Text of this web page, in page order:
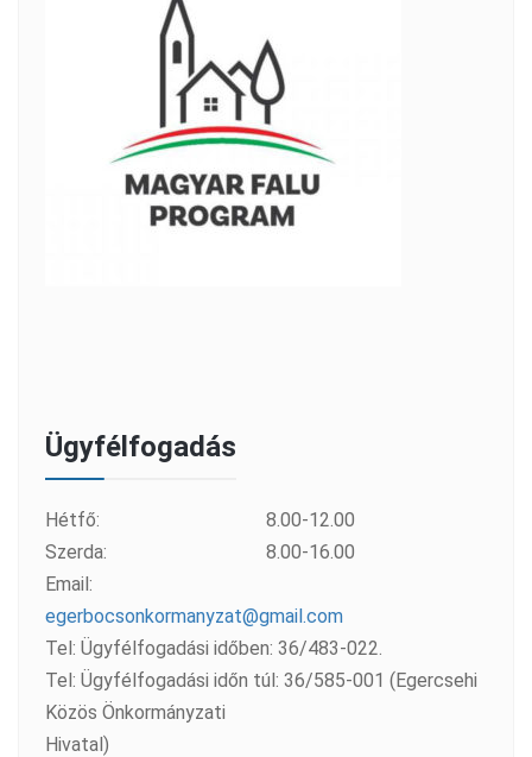
Ügyfélfogadás
Hétfő:
8.00-12.00
Szerda:
8.00-16.00
Email:
egerbocsonkormanyzat@gmail.com
Tel: Ügyfélfogadási időben: 36/483-022.
Tel: Ügyfélfogadási időn túl: 36/585-001 (Egercsehi
Közös Önkormányzati
Hivatal)